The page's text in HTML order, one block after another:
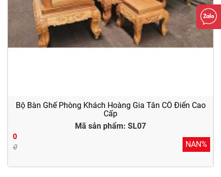
Bộ Bàn Ghế Phòng Khách Hoàng Gia Tân CỔ Điển Cao
Cấp
Mã sản phẩm: SL07
0
0 NAN%